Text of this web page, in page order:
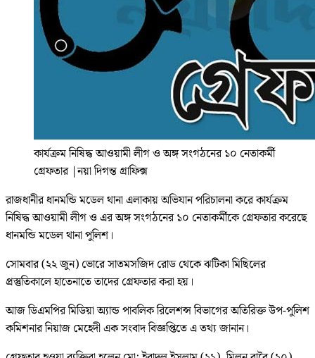
কার্যক্রম নিষিদ্ধ আওয়ামী লীগ ও অঙ্গ সংগঠনের ১০ নেতাকর্মী
গ্রেফতার |নয়া দিগন্ত গ্রাফিক্স
রাজধানীর ধানমন্ডি মডেল থানা এলাকায় অভিযান পরিচালনা করে কার্যক্রম
নিষিদ্ধ আওয়ামী লীগ ও এর অঙ্গ সংগঠনের ১০ নেতাকর্মীকে গ্রেফতার করেছে
ধানমন্ডি মডেল থানা পুলিশ।
সোমবার (২২ জুন) ভোরে সাতমসজিদ রোড থেকে ঝটিকা মিছিলের
প্রস্তুতিকালে হাতেনাতে তাদের গ্রেফতার করা হয়।
আজ ডিএমপির মিডিয়া অ্যান্ড পাবলিক রিলেশন্স বিভাগের অতিরিক্ত উপ-পুলিশ
কমিশনার নিয়াজ মেহেদী এক সংবাদ বিজ্ঞপ্তিতে এ তথ্য জানান।